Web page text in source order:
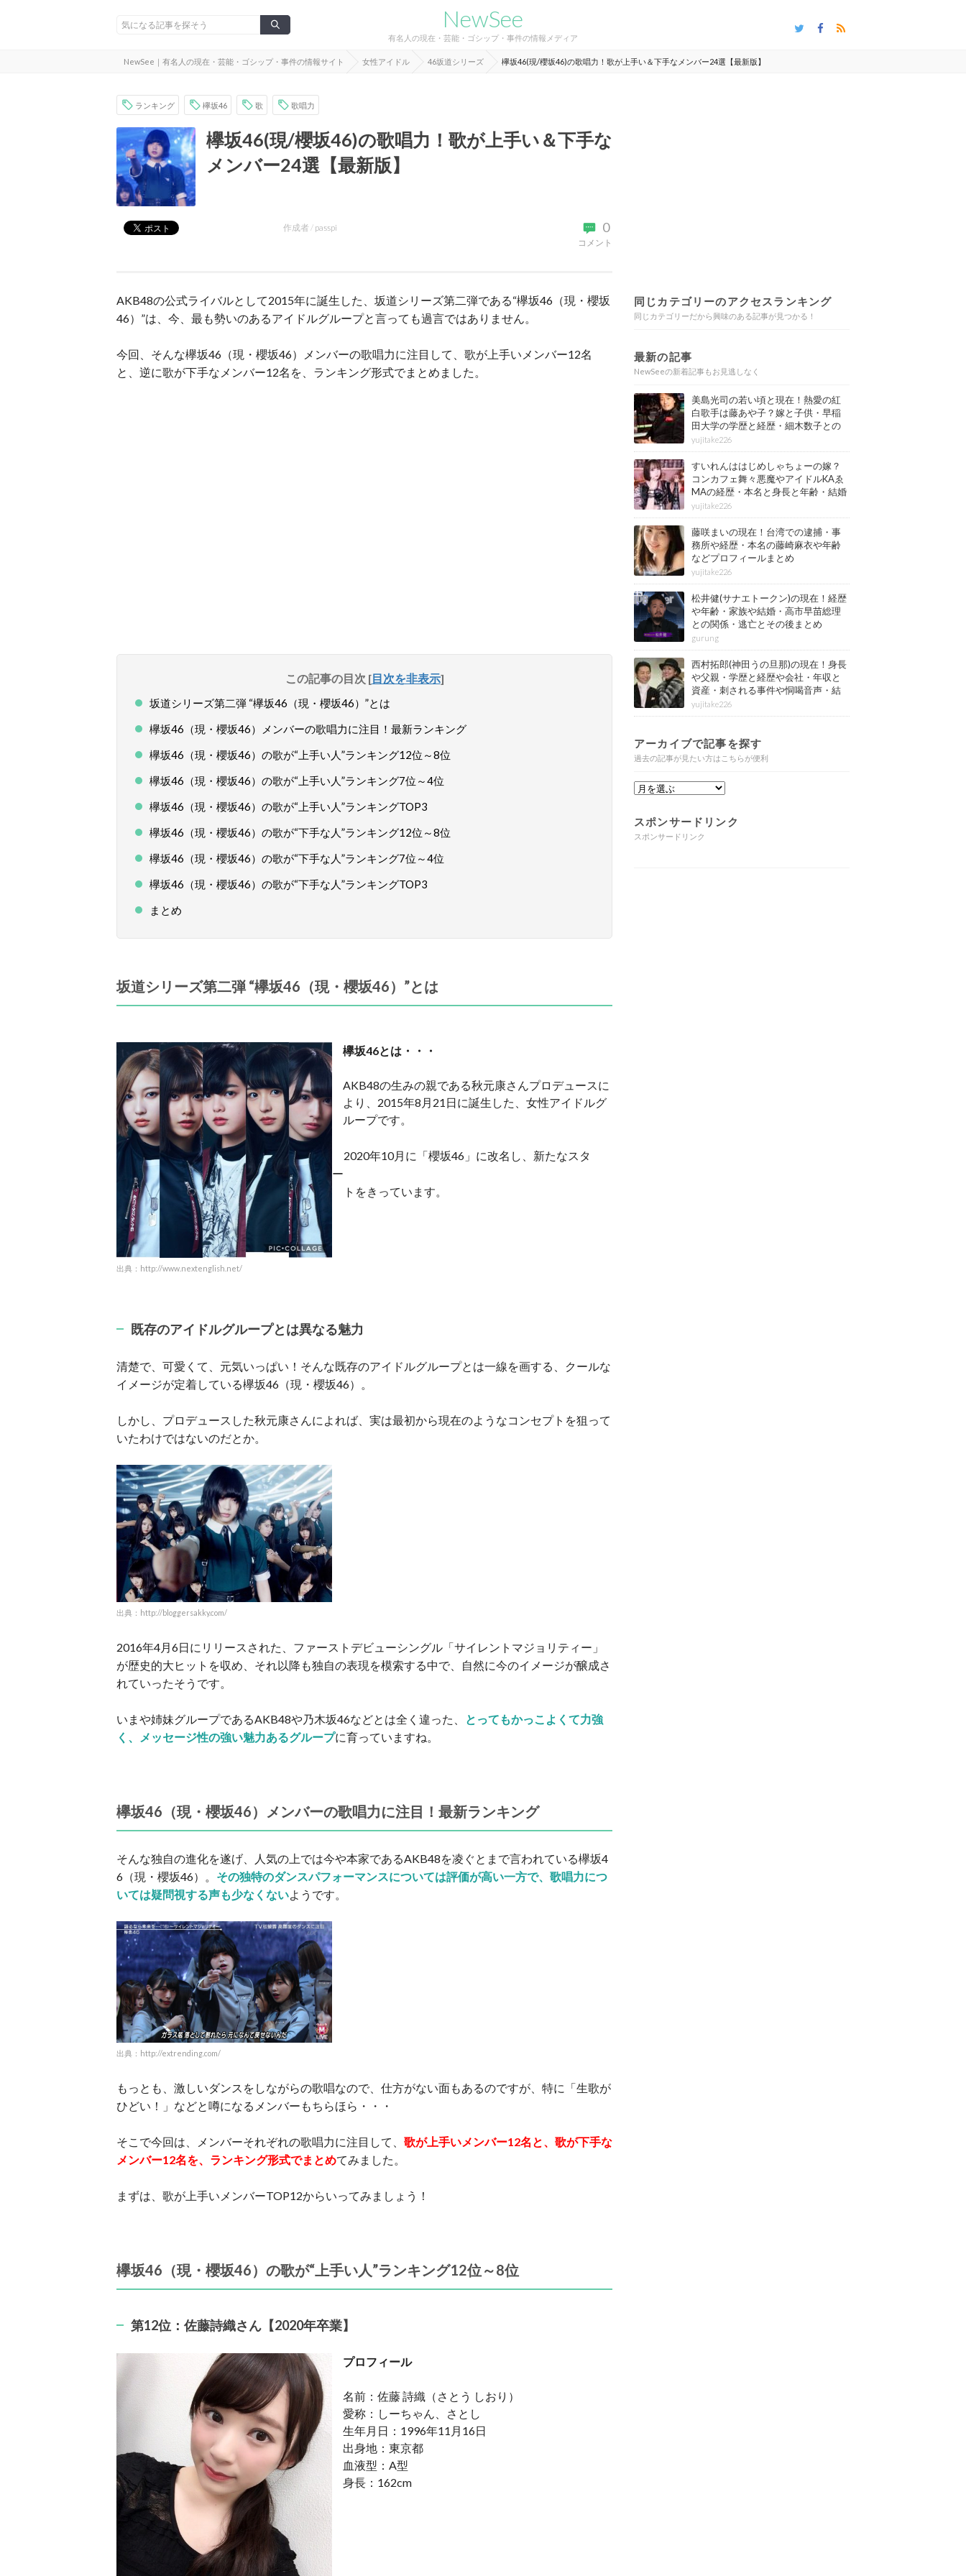
NewSee
有名人の現在・芸能・ゴシップ・事件の情報メディア
NewSee｜有名人の現在・芸能・ゴシップ・事件の情報サイト 女性アイドル 46坂道シリーズ 欅坂46(現/櫻坂46)の歌唱力！歌が上手い＆下手なメンバー24選【最新版】
ランキング 欅坂46 歌 歌唱力
欅坂46(現/櫻坂46)の歌唱力！歌が上手い＆下手な
メンバー24選【最新版】
0
コメント
作成者 / passpi
AKB48の公式ライバルとして2015年に誕生した、坂道シリーズ第二弾である“欅坂46（現・櫻坂
46）”は、今、最も勢いのあるアイドルグループと言っても過言ではありません。
今回、そんな欅坂46（現・櫻坂46）メンバーの歌唱力に注目して、歌が上手いメンバー12名
と、逆に歌が下手なメンバー12名を、ランキング形式でまとめました。
この記事の目次 [目次を非表示]
坂道シリーズ第二弾 “欅坂46（現・櫻坂46）”とは
欅坂46（現・櫻坂46）メンバーの歌唱力に注目！最新ランキング
欅坂46（現・櫻坂46）の歌が“上手い人”ランキング12位～8位
欅坂46（現・櫻坂46）の歌が“上手い人”ランキング7位～4位
欅坂46（現・櫻坂46）の歌が“上手い人”ランキングTOP3
欅坂46（現・櫻坂46）の歌が“下手な人”ランキング12位～8位
欅坂46（現・櫻坂46）の歌が“下手な人”ランキング7位～4位
欅坂46（現・櫻坂46）の歌が“下手な人”ランキングTOP3
まとめ
坂道シリーズ第二弾 “欅坂46（現・櫻坂46）”とは
出典：http://www.nextenglish.net/
欅坂46とは・・・
AKB48の生みの親である秋元康さんプロデュースに
より、2015年8月21日に誕生した、女性アイドルグ
ループです。
2020年10月に「櫻坂46」に改名し、新たなスタ
ー
トをきっています。
既存のアイドルグループとは異なる魅力
清楚で、可愛くて、元気いっぱい！そんな既存のアイドルグループとは一線を画する、クールな
イメージが定着している欅坂46（現・櫻坂46）。
しかし、プロデュースした秋元康さんによれば、実は最初から現在のようなコンセプトを狙って
いたわけではないのだとか。
出典：http://bloggersakky.com/
2016年4月6日にリリースされた、ファーストデビューシングル「サイレントマジョリティー」
が歴史的大ヒットを収め、それ以降も独自の表現を模索する中で、自然に今のイメージが醸成さ
れていったそうです。
いまや姉妹グループであるAKB48や乃木坂46などとは全く違った、
とってもかっこよくて力強
く、メッセージ性の強い魅力あるグループに育っていますね。
欅坂46（現・櫻坂46）メンバーの歌唱力に注目！最新ランキング
そんな独自の進化を遂げ、人気の上では今や本家であるAKB48を凌ぐとまで言われている欅坂4
6（現・櫻坂46）。 その独特のダンスパフォーマンスについては評価が高い一方で、歌唱力につ
いては疑問視する声も少なくないようです。
出典：http://extrending.com/
もっとも、激しいダンスをしながらの歌唱なので、仕方がない面もあるのですが、特に「生歌が
ひどい！」などと噂になるメンバーもちらほら・・・
そこで今回は、メンバーそれぞれの歌唱力に注目して、 歌が上手いメンバー12名と、歌が下手な
メンバー12名を、ランキング形式でまとめてみました。
まずは、歌が上手いメンバーTOP12からいってみましょう！
欅坂46（現・櫻坂46）の歌が“上手い人”ランキング12位～8位
第12位：佐藤詩織さん【2020年卒業】
プロフィール
名前：佐藤 詩織（さとう しおり）
愛称：しーちゃん、さとし
生年月日：1996年11月16日
出身地：東京都
血液型：A型
身長：162cm
同じカテゴリーのアクセスランキング
同じカテゴリーだから興味のある記事が見つかる！
最新の記事
NewSeeの新着記事もお見逃しなく
美島光司の若い頃と現在！熱愛の紅
白歌手は藤あや子？嫁と子供・早稲
田大学の学歴と経歴・細木数子との
確執もまとめ
yujitake226
すいれんははじめしゃちょーの嫁？
コンカフェ舞々悪魔やアイドルKAゑ
MAの経歴・本名と身長と年齢・結婚
情報もまとめ
yujitake226
藤咲まいの現在！台湾での逮捕・事
務所や経歴・本名の藤崎麻衣や年齢
などプロフィールまとめ
yujitake226
松井健(サナエトークン)の現在！経歴
や年齢・家族や結婚・高市早苗総理
との関係・逃亡とその後まとめ
gurung
西村拓郎(神田うの旦那)の現在！身長
や父親・学歴と経歴や会社・年収と
資産・刺される事件や恫喝音声・結
婚と子供や自宅・脳梗塞の病気もま
とめ
yujitake226
アーカイブで記事を探す
過去の記事が見たい方はこちらが便利
スポンサードリンク
スポンサードリンク